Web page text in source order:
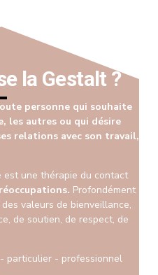
la Gestalt ?
personne qui souhaite
les autres ou qui désire
relations avec son travail,
une thérapie du contact
Profondément
valeurs de bienveillance,
de soutien, de respect, de
particulier - professionnel